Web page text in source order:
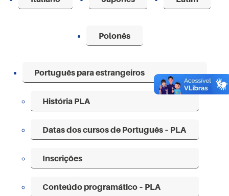
Polonês
Português para estrangeiros
História PLA
Datas dos cursos de Português – PLA
Inscrições
Conteúdo programático – PLA